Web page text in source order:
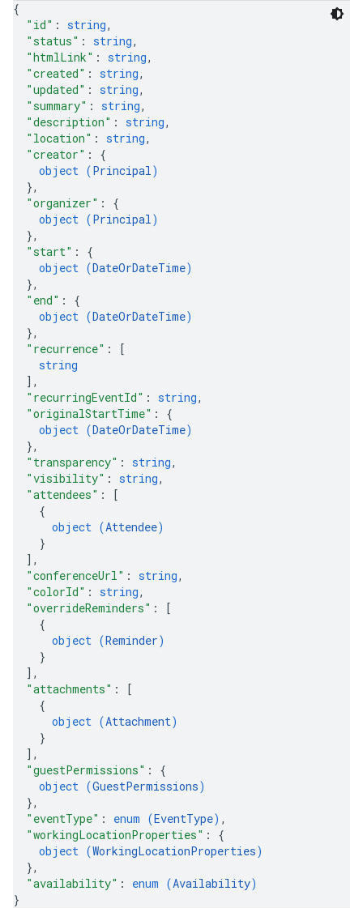
{
"id" : string,
"status" : string,
"htmlLink" : string,
"created" : string,
"updated" : string,
"summary" : string,
"description" : string,
"location" : string,
"creator" : {
object (Principal)
},
"organizer" : {
object (Principal)
},
"start" : {
object (DateOrDateTime)
},
"end" : {
object (DateOrDateTime)
},
"recurrence" :
[
string
] ,
"recurringEventId" : string,
"originalStartTime" : {
object (DateOrDateTime)
},
"transparency" : string,
"visibility" : string,
"attendees" :
[
{
object (Attendee)
}
] ,
"conferenceUrl" : string,
"colorId" : string,
"overrideReminders" :
[
{
object (Reminder)
}
] ,
"attachments" :
[
{
object (Attachment)
}
] ,
"guestPermissions" : {
object (GuestPermissions)
},
"eventType" : enum (EventType) ,
"workingLocationProperties" : {
object (WorkingLocationProperties)
},
"availability" : enum (Availability)
}